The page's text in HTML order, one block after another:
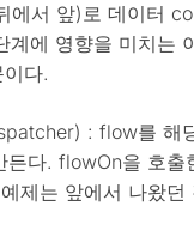
에서 앞)로 데이터
계에 영향을 미치는
다.
: flow를 해
든다. flowOn을 호출
제는 앞에서 나왔던